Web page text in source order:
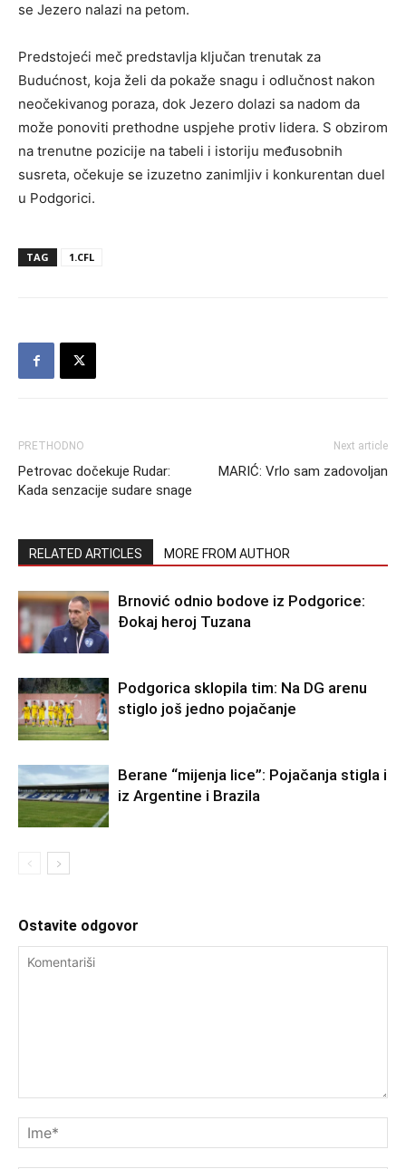
se Jezero nalazi na petom.
Predstojeći meč predstavlja ključan trenutak za
Budućnost, koja želi da pokaže snagu i odlučnost nakon
neočekivanog poraza, dok Jezero dolazi sa nadom da
može ponoviti prethodne uspjehe protiv lidera. S obzirom
na trenutne pozicije na tabeli i istoriju međusobnih
susreta, očekuje se izuzetno zanimljiv i konkurentan duel
u Podgorici.
TAG 1.CFL
PRETHODNO
Petrovac dočekuje Rudar:
Kada senzacije sudare snage
Next article
MARIĆ: Vrlo sam zadovoljan
RELATED ARTICLES MORE FROM AUTHOR
Brnović odnio bodove iz Podgorice:
Đokaj heroj Tuzana
Podgorica sklopila tim: Na DG arenu
stiglo još jedno pojačanje
Berane “mijenja lice”: Pojačanja stigla i
iz Argentine i Brazila
Ostavite odgovor